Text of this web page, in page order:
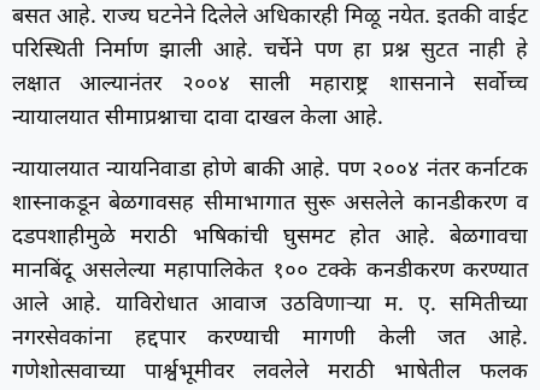
बसत आहे. राज्य घटनेने दिलेले अधिकारही मिळू नयेत. इतकी वाईट
परिस्थिती निर्माण झाली आहे. चर्चेने पण हा प्रश्न सुटत नाही हे
लक्षात आल्यानंतर २००४ साली महाराष्ट्र शासनाने सर्वोच्च
न्यायालयात सीमाप्रश्नाचा दावा दाखल केला आहे.
न्यायालयात न्यायनिवाडा होणे बाकी आहे. पण २००४ नंतर कर्नाटक
शास्नाकडून बेळगावसह सीमाभागात सुरू असलेले कानडीकरण व
दडपशाहीमुळे मराठी भषिकांची घुसमट होत आहे. बेळगावचा
मानबिंदू असलेल्या महापालिकेत १०० टक्के कनडीकरण करण्यात
आले आहे. याविरोधात आवाज उठविणाऱ्या म. ए. समितीच्या
नगरसेवकांना हद्दपार करण्याची मागणी केली जत आहे.
गणेशोत्सवाच्या पार्श्वभूमीवर लवलेले मराठी भाषेतील फलक